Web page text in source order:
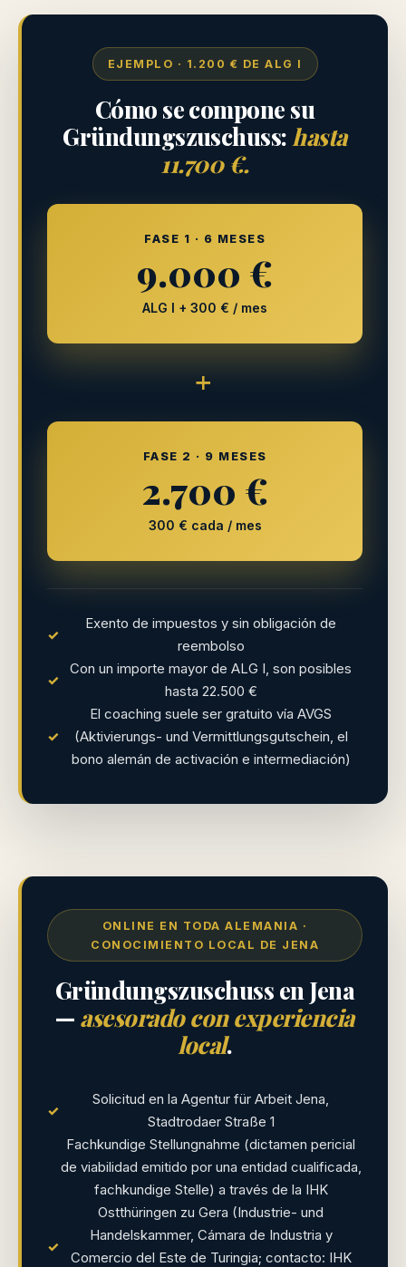
EJEMPLO · 1.200 € DE ALG I
Cómo se compone su
Gründungszuschuss: hasta
11.700 €.
FASE 1 · 6 MESES
9.000 €
ALG I + 300 € / mes
+
FASE 2 · 9 MESES
2.700 €
300 € cada / mes
✓
Exento de impuestos y sin obligación de
reembolso
✓
Con un importe mayor de ALG I, son posibles
hasta 22.500 €
✓
El coaching suele ser gratuito vía AVGS
(Aktivierungs- und Vermittlungsgutschein, el
bono alemán de activación e intermediación)
ONLINE EN TODA ALEMANIA ·
CONOCIMIENTO LOCAL DE JENA
Gründungszuschuss en Jena
— asesorado con experiencia
local.
✓
Solicitud en la Agentur für Arbeit Jena,
Stadtrodaer Straße 1
✓
Fachkundige Stellungnahme (dictamen pericial
de viabilidad emitido por una entidad cualificada,
fachkundige Stelle) a través de la IHK
Ostthüringen zu Gera (Industrie- und
Handelskammer, Cámara de Industria y
Comercio del Este de Turingia; contacto: IHK